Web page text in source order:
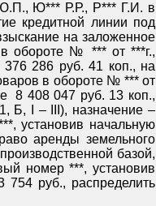
Ю*** Р.Р., Р*** Г.И. в
кредитной линии под
на заложенное
обороте № *** от ***г.,
376 286 руб. 41 коп., на
в обороте № *** от
8 408 047 руб. 13 коп.,
Б,
–
), назначение –
установив начальную
аренды земельного
базой,
номер ***, установив
754 руб., распределить